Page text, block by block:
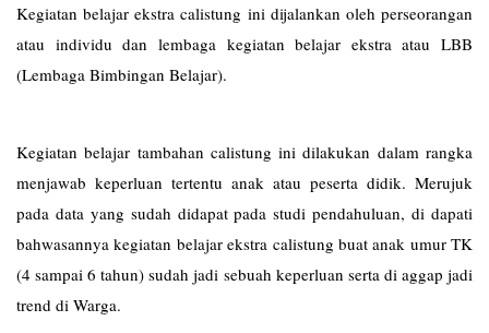
Kegiatan belajar ekstra calistung ini dijalankan oleh perseorangan
atau individu dan lembaga kegiatan belajar ekstra atau LBB
(Lembaga Bimbingan Belajar).
Kegiatan belajar tambahan calistung ini dilakukan dalam rangka
menjawab keperluan tertentu anak atau peserta didik. Merujuk
pada data yang sudah didapat pada studi pendahuluan, di dapati
bahwasannya kegiatan belajar ekstra calistung buat anak umur TK
(4 sampai 6 tahun) sudah jadi sebuah keperluan serta di aggap jadi
trend di Warga.